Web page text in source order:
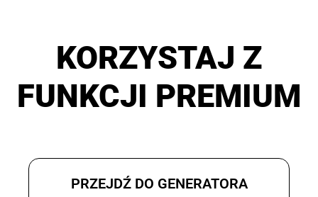
KORZYSTAJ Z
FUNKCJI PREMIUM
PRZEJDŹ DO GENERATORA